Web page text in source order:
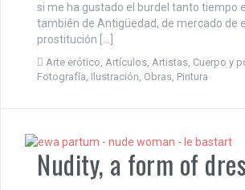
si me ha gustado el burdel tanto tiempo
también de Antigüedad, de mercado de
prostitución […]
Arte erótico, Artículos, Artistas, Cuerpo y
Fotografía, Ilustración, Obras, Pintura
Nudity, a form of